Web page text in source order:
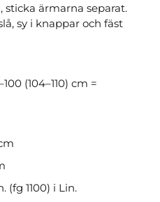
ärmarna separat.
sy i knappar och fäst
(104–110) cm =
(fg 1100) i Lin.